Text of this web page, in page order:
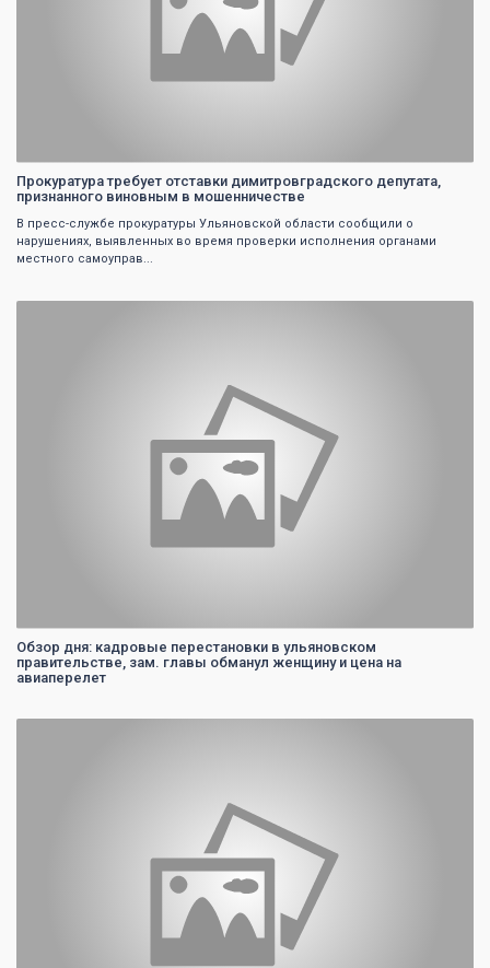
Прокуратура требует отставки димитровградского депутата,
признанного виновным в мошенничестве
В пресс-службе прокуратуры Ульяновской области сообщили о
нарушениях, выявленных во время проверки исполнения органами
местного самоуправ...
Обзор дня: кадровые перестановки в ульяновском
правительстве, зам. главы обманул женщину и цена на
авиаперелет